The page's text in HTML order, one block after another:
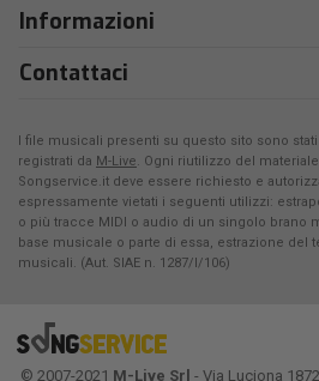
Informazioni
Contattaci
I file musicali presenti su questo sito sono
registrati da M-Live. Ogni riutilizzo del
Songservice.it deve essere richiesto e
espressamente vietati i seguenti utilizzi:
o più tracce MIDI o audio di un singolo brano
base musicale o parte di essa, estrazione del
musicali. (Aut. SIAE n. 1287/I/106)
© 2007-2021 M-Live Srl - Via Luciona